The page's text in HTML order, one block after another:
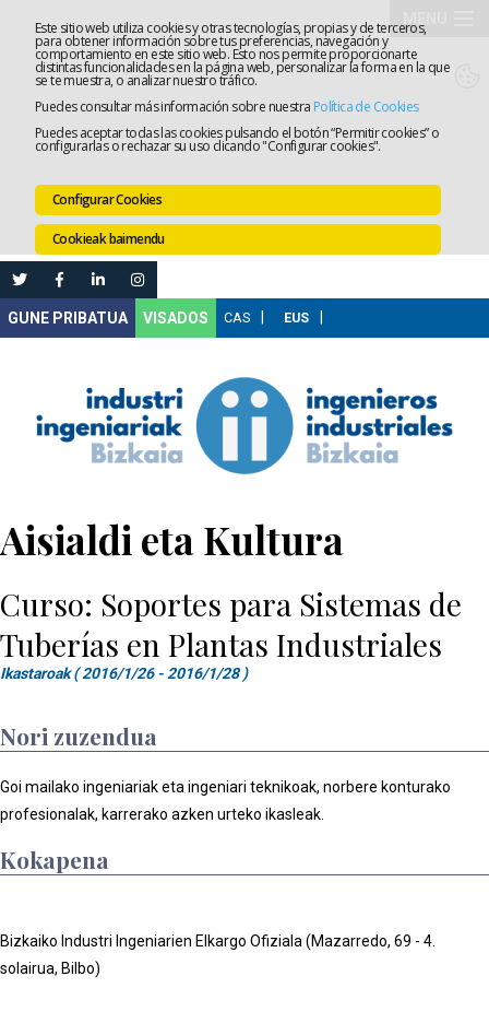
Este sitio web utiliza cookies y otras tecnologías, propias y de terceros,
para obtener información sobre tus preferencias, navegación y
comportamiento en este sitio web. Esto nos permite proporcionarte
distintas funcionalidades en la página web, personalizar la forma en la que
se te muestra, o analizar nuestro tráfico.
Puedes consultar más información sobre nuestra Política de Cookies
Puedes aceptar todas las cookies pulsando el botón “Permitir cookies” o
configurarlas o rechazar su uso clicando "Configurar cookies".
Configurar Cookies
Cookieak baimendu
VISADOS
Aisialdi eta Kultura
Curso: Soportes para Sistemas de
Tuberías en Plantas Industriales
Ikastaroak ( 2016/1/26 - 2016/1/28 )
Nori zuzendua
Goi mailako ingeniariak eta ingeniari teknikoak, norbere konturako
profesionalak, karrerako azken urteko ikasleak.
Kokapena
Bizkaiko Industri Ingeniarien Elkargo Ofiziala (Mazarredo, 69 - 4.
solairua, Bilbo)
Elkargoa
Lanaren
Leihatila